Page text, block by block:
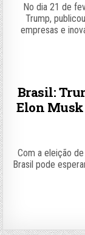
No dia 21 de
Trump,
empresas e
Brasil:
Elon Musk
Com a eleição
Brasil pode